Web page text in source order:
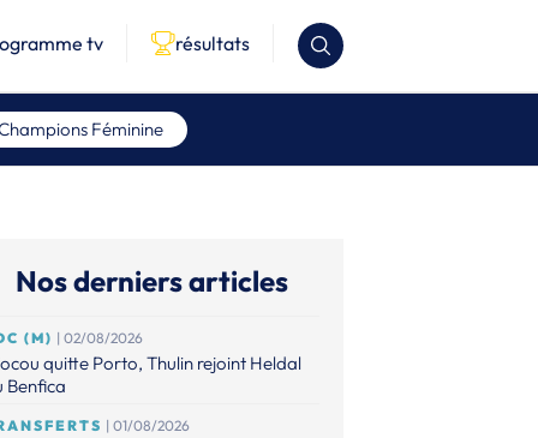
tv résultats
Féminine
Nos derniers articles
(M) | 02/08/2026
quitte Porto, Thulin rejoint Heldal
Benfica
| 01/08/2026